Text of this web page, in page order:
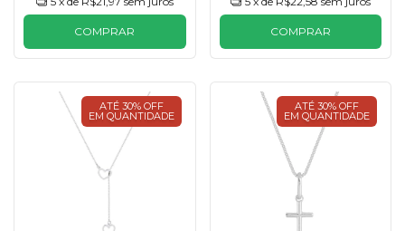
COMPRAR COMPRAR
ATÉ 30% OFF
EM QUANTIDADE
ATÉ 30% OFF
EM QUANTIDADE